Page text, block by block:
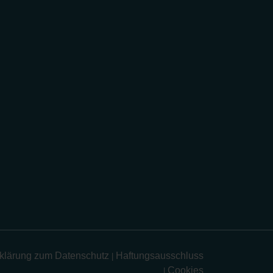
zum Datenschutz Haftungsausschluss
Cookies